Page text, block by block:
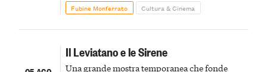
Fubine Monferrato Cultura & Cinema
Il Leviatano e le Sirene
Una grande mostra temporanea che fonde